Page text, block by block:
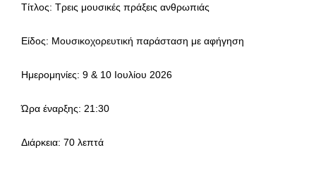
Τίτλος: Τρεις μουσικές πράξεις ανθρωπιάς
Είδος: Μουσικοχορευτική παράσταση με αφήγηση
Ημερομηνίες: 9 & 10 Ιουλίου 2026
Ώρα έναρξης: 21:30
Διάρκεια: 70 λεπτά